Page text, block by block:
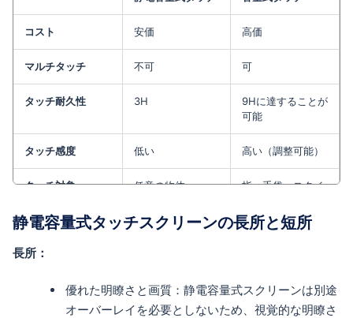
コスト 安価 高価
マルチタッチ 不可 可
タッチ耐久性 3H
9Hに達することが
可能
タッチ感度 低い 高い（調整可能）
タッチ対象 任意の物体
指。手袋、スタイ
他の材料を使用す
るように設計可
ィング設計必須）
静電容量式タッチスクリーンの長所と短所
長所：
優れた明瞭さと画質：静電容量式スクリーンは別途
オーバーレイを必要としないため、視覚的な明瞭さ